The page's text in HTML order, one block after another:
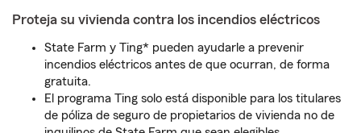
Proteja su vivienda contra los incendios eléctricos
State Farm y Ting* pueden ayudarle a prevenir
incendios eléctricos antes de que ocurran, de forma
gratuita.
El programa Ting solo está disponible para los titulares
de póliza de seguro de propietarios de vivienda no de